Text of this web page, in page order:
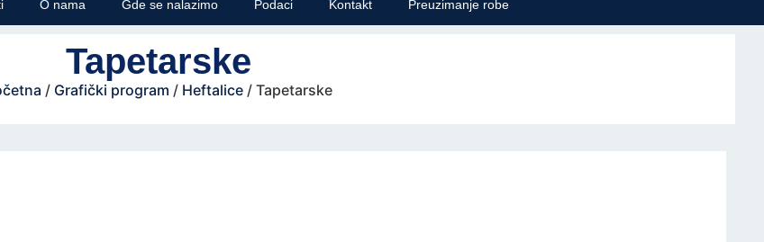
O nama Gde se nalazimo Podaci Kontakt Preuzimanje robe
Tapetarske
/ Grafički program / Heftalice / Tapetarske